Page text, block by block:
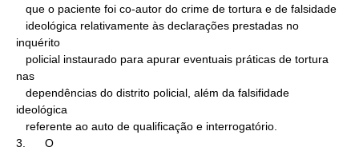
inquérito
nas
ideológica
3.      O